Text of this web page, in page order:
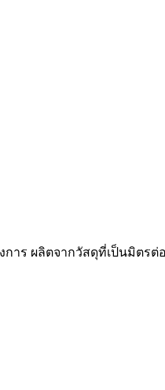
ร ผลิตจากวัสดุที่เป็นมิตรต่